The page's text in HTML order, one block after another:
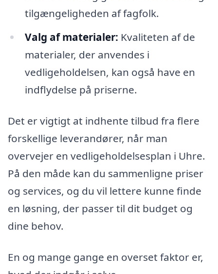
tilgængeligheden af fagfolk.
Valg af materialer: Kvaliteten af de
materialer, der anvendes i
vedligeholdelsen, kan også have en
indflydelse på priserne.
Det er vigtigt at indhente tilbud fra flere
forskellige leverandører, når man
overvejer en vedligeholdelsesplan i Uhre.
På den måde kan du sammenligne priser
og services, og du vil lettere kunne finde
en løsning, der passer til dit budget og
dine behov.
En og mange gange en overset faktor er,